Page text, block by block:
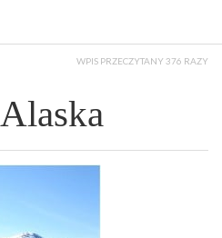
WPIS PRZECZYTANY 376 RAZY